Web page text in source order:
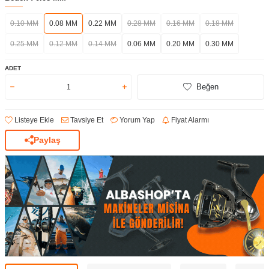
0.10 MM 0.08 MM 0.22 MM 0.28 MM 0.16 MM 0.18 MM
0.25 MM 0.12 MM 0.14 MM 0.06 MM 0.20 MM 0.30 MM
ADET
Beğen
Listeye Ekle Tavsiye Et Yorum Yap Fiyat Alarmı
Paylaş